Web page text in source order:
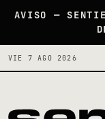
AVISO —
VIE 7 AGO 2026